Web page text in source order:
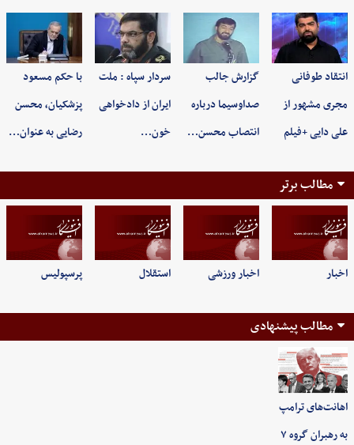
انتقاد طوفانی
مجری مشهور از
علی دایی +فیلم
گزارش جالب
صداوسیما درباره
انتصاب محسن…
سردار سپاه : ملت
ایران از دادخواهی
خون…
با حکم مسعود
پزشکیان، محسن
رضایی به عنوان…
مطالب برتر
اخبار اخبار ورزشی استقلال پرسپولیس
مطالب پیشنهادی
اهانت‌های ترامپ
به رهبران گروه ۷